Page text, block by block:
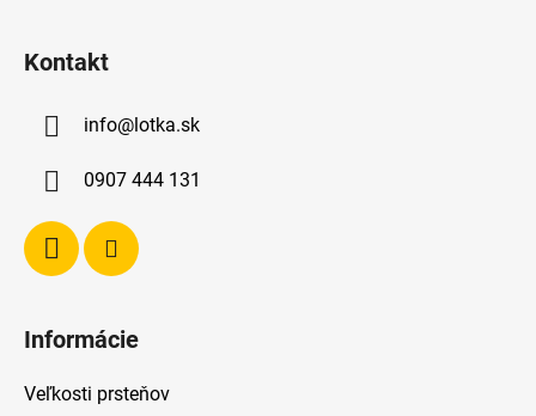
Kontakt
info@lotka.sk
0907 444 131
Informácie
Veľkosti prsteňov